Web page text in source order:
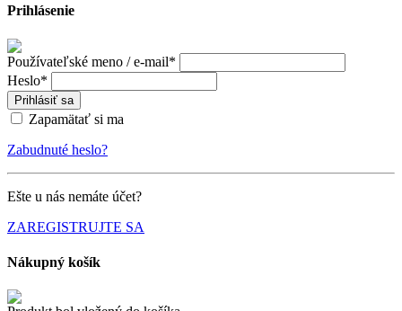
Prihlásenie
Používateľské meno / e-mail*
Heslo*
Prihlásiť sa
Zapamätať si ma
Zabudnuté heslo?
Ešte u nás nemáte účet?
ZAREGISTRUJTE SA
Nákupný košík